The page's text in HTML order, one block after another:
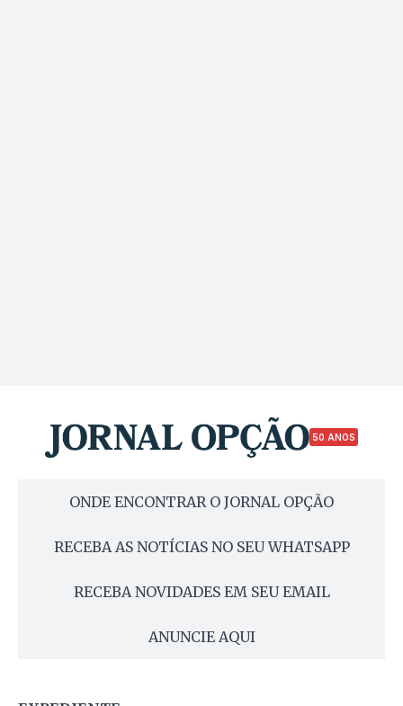
50 ANOS
ONDE ENCONTRAR O JORNAL OPÇÃO
RECEBA AS NOTÍCIAS NO SEU WHATSAPP
RECEBA NOVIDADES EM SEU EMAIL
ANUNCIE AQUI